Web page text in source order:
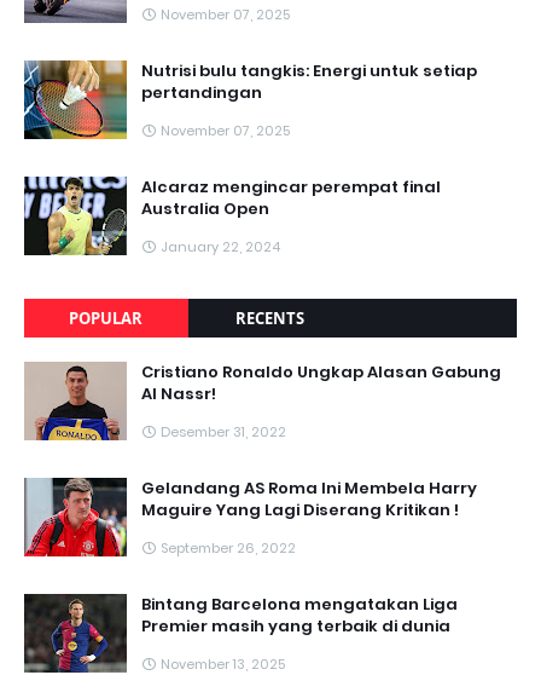
November 07, 2025
Nutrisi bulu tangkis: Energi untuk setiap
pertandingan
November 07, 2025
Alcaraz mengincar perempat final
Australia Open
January 22, 2024
POPULAR RECENTS
Cristiano Ronaldo Ungkap Alasan Gabung
Al Nassr!
Desember 31, 2022
Gelandang AS Roma Ini Membela Harry
Maguire Yang Lagi Diserang Kritikan !
September 26, 2022
Bintang Barcelona mengatakan Liga
Premier masih yang terbaik di dunia
November 13, 2025